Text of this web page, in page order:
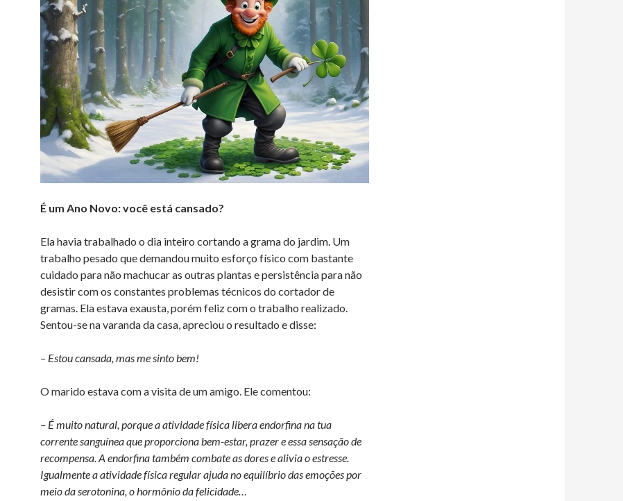
É um Ano Novo: você está cansado?
Ela havia trabalhado o dia inteiro cortando a grama do jardim. Um
trabalho pesado que demandou muito esforço físico com bastante
cuidado para não machucar as outras plantas e persistência para não
desistir com os constantes problemas técnicos do cortador de
gramas. Ela estava exausta, porém feliz com o trabalho realizado.
Sentou-se na varanda da casa, apreciou o resultado e disse:
– Estou cansada, mas me sinto bem!
O marido estava com a visita de um amigo. Ele comentou:
– É muito natural, porque a atividade física libera endorfina na tua
corrente sanguínea que proporciona bem-estar, prazer e essa sensação de
recompensa. A endorfina também combate as dores e alivia o estresse.
Igualmente a atividade física regular ajuda no equilíbrio das emoções por
meio da serotonina, o hormônio da felicidade…